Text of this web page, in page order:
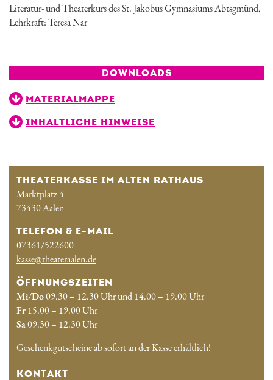
Literatur- und Theaterkurs des St. Jakobus Gymnasiums Abtsgmünd,
Lehrkraft: Teresa Nar
DOWNLOADS
MATERIALMAPPE
INHALTLICHE HINWEISE
THEATERKASSE IM ALTEN RATHAUS
Marktplatz 4
73430 Aalen
TELEFON & E-MAIL
07361/522600
kasse@theateraalen.de
ÖFFNUNGSZEITEN
Mi/Do09.30 – 12.30 Uhr und 14.00 – 19.00 Uhr
Fr15.00 – 19.00 Uhr
Sa09.30 – 12.30 Uhr
Geschenkgutscheine ab sofort an der Kasse erhältlich!
KONTAKT